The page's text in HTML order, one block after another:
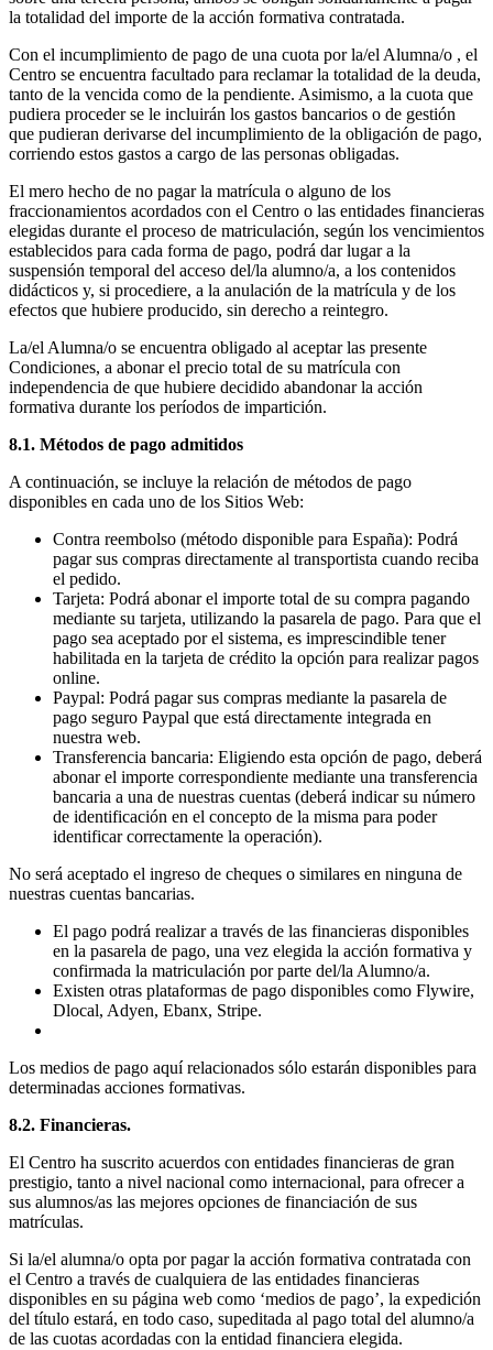
la totalidad del importe de la acción formativa contratada.
Con el incumplimiento de pago de una cuota por la/el Alumna/o , el
Centro se encuentra facultado para reclamar la totalidad de la deuda,
tanto de la vencida como de la pendiente. Asimismo, a la cuota que
pudiera proceder se le incluirán los gastos bancarios o de gestión
que pudieran derivarse del incumplimiento de la obligación de pago,
corriendo estos gastos a cargo de las personas obligadas.
El mero hecho de no pagar la matrícula o alguno de los
fraccionamientos acordados con el Centro o las entidades financieras
elegidas durante el proceso de matriculación, según los vencimientos
establecidos para cada forma de pago, podrá dar lugar a la
suspensión temporal del acceso del/la alumno/a, a los contenidos
didácticos y, si procediere, a la anulación de la matrícula y de los
efectos que hubiere producido, sin derecho a reintegro.
La/el Alumna/o se encuentra obligado al aceptar las presente
Condiciones, a abonar el precio total de su matrícula con
independencia de que hubiere decidido abandonar la acción
formativa durante los períodos de impartición.
8.1. Métodos de pago admitidos
A continuación, se incluye la relación de métodos de pago
disponibles en cada uno de los Sitios Web:
Contra reembolso (método disponible para España): Podrá
pagar sus compras directamente al transportista cuando reciba
el pedido.
Tarjeta: Podrá abonar el importe total de su compra pagando
mediante su tarjeta, utilizando la pasarela de pago. Para que el
pago sea aceptado por el sistema, es imprescindible tener
habilitada en la tarjeta de crédito la opción para realizar pagos
online.
Paypal: Podrá pagar sus compras mediante la pasarela de
pago seguro Paypal que está directamente integrada en
nuestra web.
Transferencia bancaria: Eligiendo esta opción de pago, deberá
abonar el importe correspondiente mediante una transferencia
bancaria a una de nuestras cuentas (deberá indicar su número
de identificación en el concepto de la misma para poder
identificar correctamente la operación).
No será aceptado el ingreso de cheques o similares en ninguna de
nuestras cuentas bancarias.
El pago podrá realizar a través de las financieras disponibles
en la pasarela de pago, una vez elegida la acción formativa y
confirmada la matriculación por parte del/la Alumno/a.
Existen otras plataformas de pago disponibles como Flywire,
Dlocal, Adyen, Ebanx, Stripe.
Los medios de pago aquí relacionados sólo estarán disponibles para
determinadas acciones formativas.
8.2. Financieras.
El Centro ha suscrito acuerdos con entidades financieras de gran
prestigio, tanto a nivel nacional como internacional, para ofrecer a
sus alumnos/as las mejores opciones de financiación de sus
matrículas.
Si la/el alumna/o opta por pagar la acción formativa contratada con
el Centro a través de cualquiera de las entidades financieras
disponibles en su página web como ‘medios de pago’, la expedición
del título estará, en todo caso, supeditada al pago total del alumno/a
de las cuotas acordadas con la entidad financiera elegida.